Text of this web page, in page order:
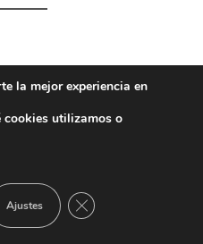
y
la mejor experiencia en
cookies utilizamos o
Ajustes CERRAR EL